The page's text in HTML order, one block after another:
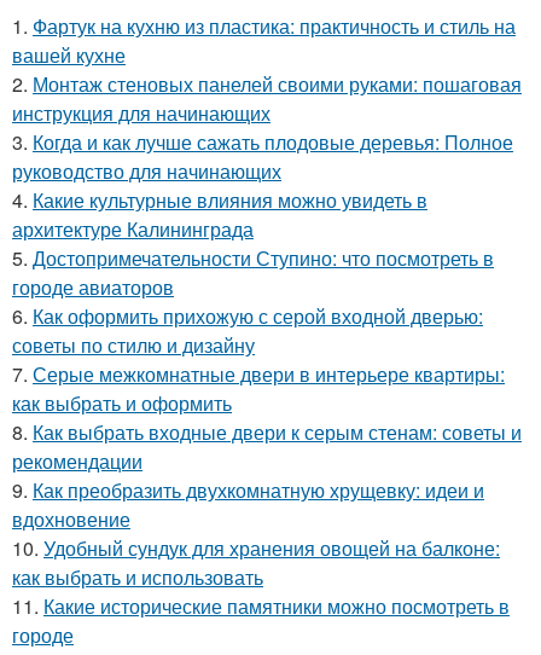
1. Фартук на кухню из пластика: практичность и стиль на
вашей кухне
2. Монтаж стеновых панелей своими руками: пошаговая
инструкция для начинающих
3. Когда и как лучше сажать плодовые деревья: Полное
руководство для начинающих
4. Какие культурные влияния можно увидеть в
архитектуре Калининграда
5. Достопримечательности Ступино: что посмотреть в
городе авиаторов
6. Как оформить прихожую с серой входной дверью:
советы по стилю и дизайну
7. Серые межкомнатные двери в интерьере квартиры:
как выбрать и оформить
8. Как выбрать входные двери к серым стенам: советы и
рекомендации
9. Как преобразить двухкомнатную хрущевку: идеи и
вдохновение
10. Удобный сундук для хранения овощей на балконе:
как выбрать и использовать
11. Какие исторические памятники можно посмотреть в
городе